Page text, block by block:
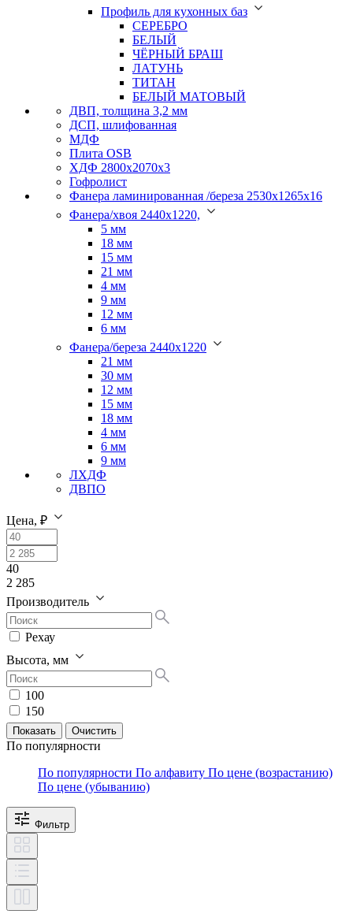
Профиль для кухонных баз
СЕРЕБРО
БЕЛЫЙ
ЧЁРНЫЙ БРАШ
ЛАТУНЬ
ТИТАН
БЕЛЫЙ МАТОВЫЙ
ДВП, толщина 3,2 мм
ДСП, шлифованная
МДФ
Плита OSB
ХДФ 2800х2070х3
Гофролист
Фанера ламинированная /береза 2530х1265х16
Фанера/хвоя 2440х1220,
5 мм
18 мм
15 мм
21 мм
4 мм
9 мм
12 мм
6 мм
Фанера/береза 2440х1220
21 мм
30 мм
12 мм
15 мм
18 мм
4 мм
6 мм
9 мм
ЛХДФ
ДВПО
Цена, ₽
40
2 285
Производитель
Рехау
Высота, мм
100
150
По популярности
По популярности По алфавиту По цене (возрастанию)
По цене (убыванию)
Фильтр